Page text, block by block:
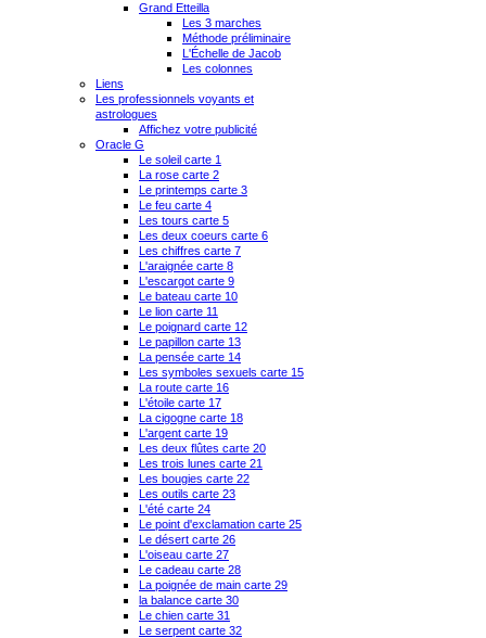
Grand Etteilla
Les 3 marches
Méthode préliminaire
L'Échelle de Jacob
Les colonnes
Liens
Les professionnels voyants et
astrologues
Affichez votre publicité
Oracle G
Le soleil carte 1
La rose carte 2
Le printemps carte 3
Le feu carte 4
Les tours carte 5
Les deux coeurs carte 6
Les chiffres carte 7
L'araignée carte 8
L'escargot carte 9
Le bateau carte 10
Le lion carte 11
Le poignard carte 12
Le papillon carte 13
La pensée carte 14
Les symboles sexuels carte 15
La route carte 16
L'étoile carte 17
La cigogne carte 18
L'argent carte 19
Les deux flûtes carte 20
Les trois lunes carte 21
Les bougies carte 22
Les outils carte 23
L'été carte 24
Le point d'exclamation carte 25
Le désert carte 26
L'oiseau carte 27
Le cadeau carte 28
La poignée de main carte 29
la balance carte 30
Le chien carte 31
Le serpent carte 32